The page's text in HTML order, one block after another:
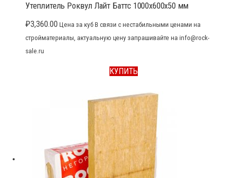
Утеплитель Роквул Лайт Баттс 1000x600x50 мм
₽3,360.00 Цена за куб В связи с нестабильными ценами на
стройматериалы, актуальную цену запрашивайте на info@rock-
sale.ru
КУПИТЬ